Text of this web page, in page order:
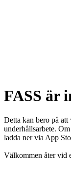
FASS är
Detta kan bero på
underhållsarbete.
ladda ner via App
Välkommen åter vid